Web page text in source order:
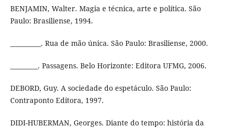
BENJAMIN, Walter. Magia e técnica, arte e política. São
Paulo: Brasiliense, 1994.
__________. Rua de mão única. São Paulo: Brasiliense, 2000.
_________. Passagens. Belo Horizonte: Editora UFMG, 2006.
DEBORD, Guy. A sociedade do espetáculo. São Paulo:
Contraponto Editora, 1997.
DIDI-HUBERMAN, Georges. Diante do tempo: história da